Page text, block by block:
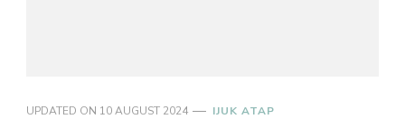
UPDATED ON 10 AUGUST 2024 IJUK ATAP